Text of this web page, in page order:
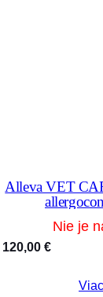
Alleva VET
Nie je
120,00 €